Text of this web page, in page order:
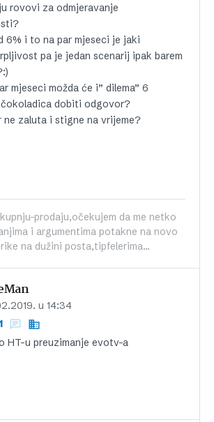
rovovi za odmjeravanje
6% i to na par mjeseci je jaki
pa je jedan scenarij ipak barem
mjeseci možda će i” dilema” 6
dobiti odgovor?
ne zaluta i stigne na vrijeme?
prodaju,očekujem da me netko
i argumentima potakne na novo
na dužini posta,tipfelerima...
u 14:34
HT-u preuzimanje evotv-a